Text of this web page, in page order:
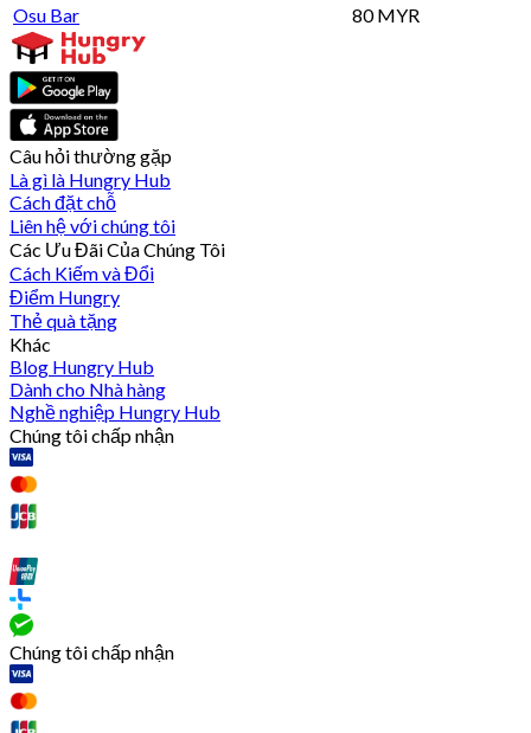
Osu Bar
80 MYR
Câu hỏi thường gặp
Là gì là Hungry Hub
Cách đặt chỗ
Liên hệ với chúng tôi
Các Ưu Đãi Của Chúng Tôi
Cách Kiếm và Đổi
Điểm Hungry
Thẻ quà tặng
Khác
Blog Hungry Hub
Dành cho Nhà hàng
Nghề nghiệp Hungry Hub
Chúng tôi chấp nhận
Chúng tôi chấp nhận